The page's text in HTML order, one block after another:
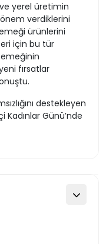
yerel üretimin
verdiklerini
ürünlerini
için bu tür
emeğinin
fırsatlar
destekleyen
Günü’nde